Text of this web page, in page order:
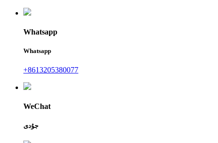
Whatsapp
Whatsapp
+8613205380077
WeChat
جۇدى